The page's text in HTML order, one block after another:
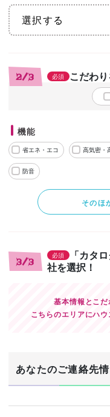
2/3 必須 こだわ
機能
省エネ・エコ 高気密・
防音
そのほ
3/3
必須
「カタ
社を選択！
基本情報とこだ
こちらのエリアにハ
あなたのご連絡先